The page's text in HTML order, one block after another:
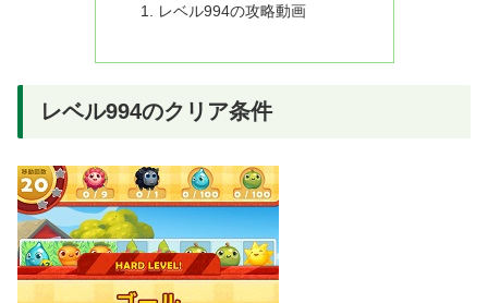
レベル994の攻略動画
レベル994のクリア条件